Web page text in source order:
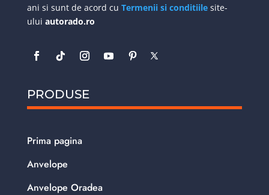
ani si sunt de acord cu Termenii si conditiilesite-
ului autorado.ro
PRODUSE
Prima pagina
Anvelope
Anvelope Oradea